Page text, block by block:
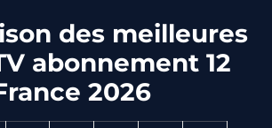
des meilleures
abonnement 12
2026